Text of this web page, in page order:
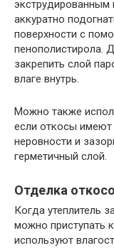
экструдированным
аккуратно
поверхности с
пенополистирола.
закрепить слой
влаге внутрь.
Можно также
если откосы
неровности и
герметичный слой.
Отделка
Когда утеплитель
можно приступать
используют